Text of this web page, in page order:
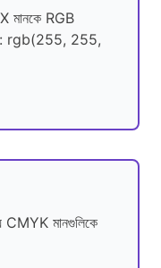
মানকে RGB
rgb(255, 255,
CMYK মানগুলিকে